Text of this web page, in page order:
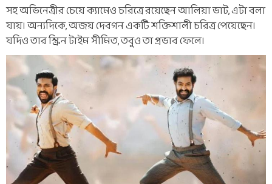
সহ অভিনেত্রীর চেয়ে ক্যামেও চরিত্রে রয়েছেন আলিয়া ভাট, এটা বলা
যায়। অন্যদিকে, অজয় দেবগন একটি শক্তিশালী চরিত্র পেয়েছেন।
যদিও তার স্ক্রিন টাইম সীমিত, তবুও তা প্রভাব ফেলে।